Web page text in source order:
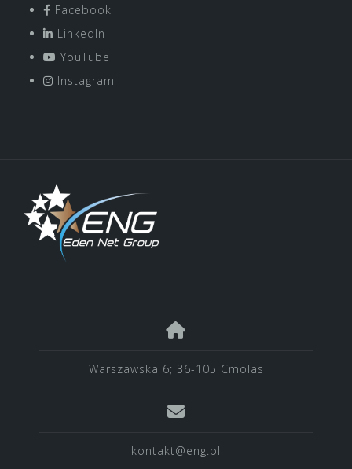
Facebook
LinkedIn
YouTube
Instagram
Warszawska 6; 36-105 Cmolas
kontakt@eng.pl